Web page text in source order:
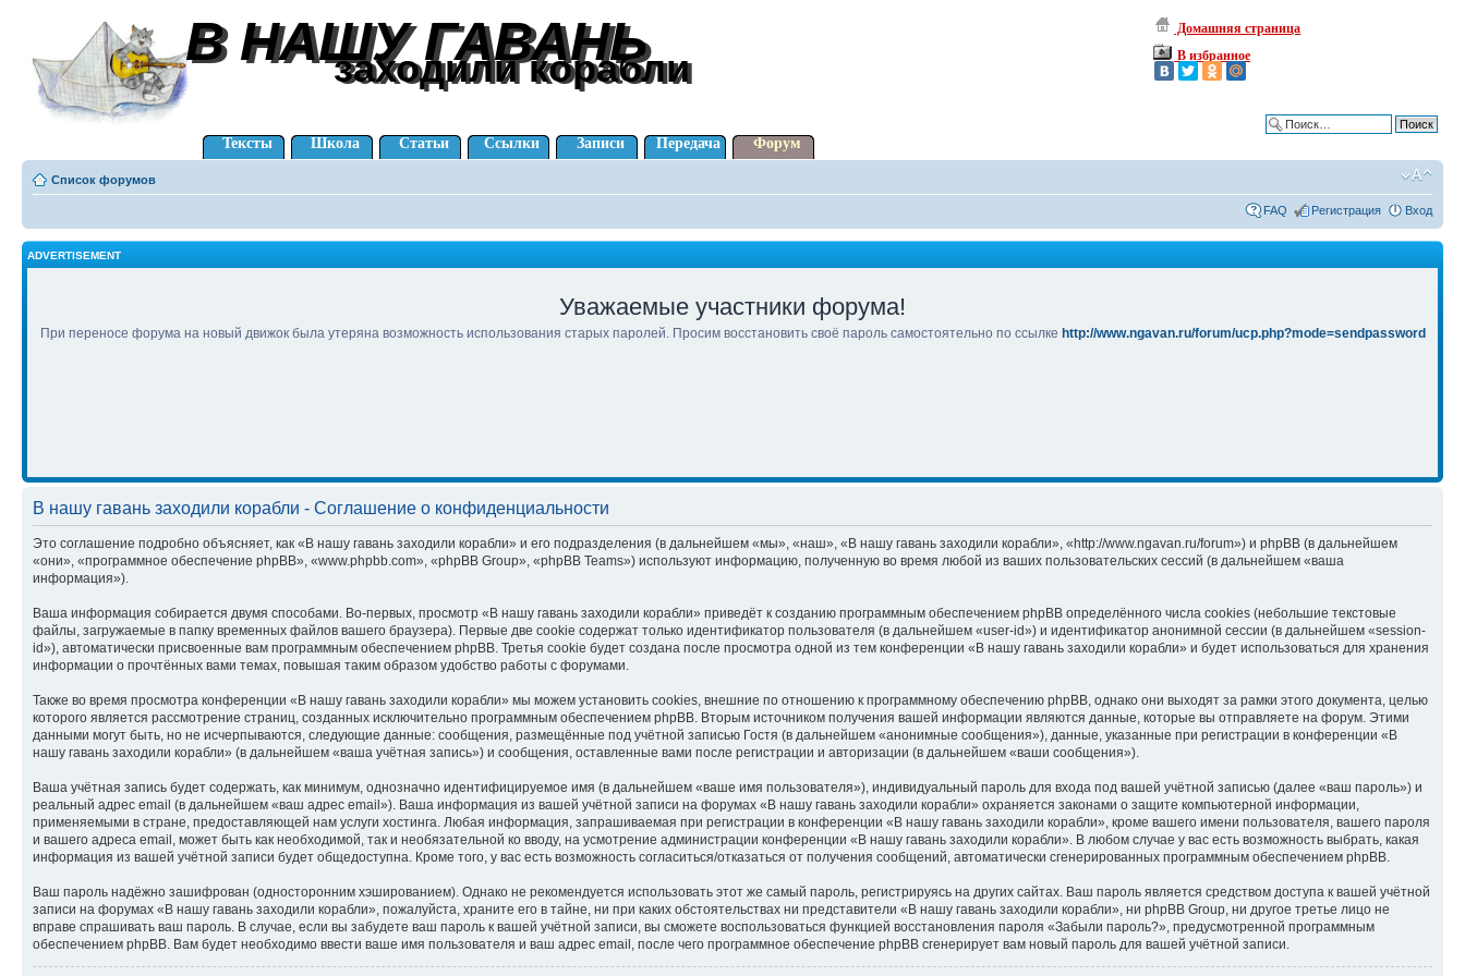
В НАШУ ГАВАНЬ
В НАШУ ГАВАНЬ
заходили корабли
заходили корабли
Домашняя страница
В избранное
Тексты Школа Статьи Ссылки Записи Передача Форум
Список форумов
FAQ Регистрация Вход
ADVERTISEMENT
Уважаемые участники форума!
При переносе форума на новый движок была утеряна возможность использования старых паролей. Просим восстановить своё пароль самостоятельно по ссылке http://www.ngavan.ru/forum/ucp.php?mode=sendpassword
В нашу гавань заходили корабли - Соглашение о конфиденциальности
Это соглашение подробно объясняет, как «В нашу гавань заходили корабли» и его подразделения (в дальнейшем «мы», «наш», «В нашу гавань заходили корабли», «http://www.ngavan.ru/forum») и phpBB (в дальнейшем
«они», «программное обеспечение phpBB», «www.phpbb.com», «phpBB Group», «phpBB Teams») используют информацию, полученную во время любой из ваших пользовательских сессий (в дальнейшем «ваша
информация»).
Ваша информация собирается двумя способами. Во-первых, просмотр «В нашу гавань заходили корабли» приведёт к созданию программным обеспечением phpBB определённого числа cookies (небольшие текстовые
файлы, загружаемые в папку временных файлов вашего браузера). Первые две cookie содержат только идентификатор пользователя (в дальнейшем «user-id») и идентификатор анонимной сессии (в дальнейшем «session-
id»), автоматически присвоенные вам программным обеспечением phpBB. Третья cookie будет создана после просмотра одной из тем конференции «В нашу гавань заходили корабли» и будет использоваться для хранения
информации о прочтённых вами темах, повышая таким образом удобство работы с форумами.
Также во время просмотра конференции «В нашу гавань заходили корабли» мы можем установить cookies, внешние по отношению к программному обеспечению phpBB, однако они выходят за рамки этого документа, целью
которого является рассмотрение страниц, созданных исключительно программным обеспечением phpBB. Вторым источником получения вашей информации являются данные, которые вы отправляете на форум. Этими
данными могут быть, но не исчерпываются, следующие данные: сообщения, размещённые под учётной записью Гостя (в дальнейшем «анонимные сообщения»), данные, указанные при регистрации в конференции «В
нашу гавань заходили корабли» (в дальнейшем «ваша учётная запись») и сообщения, оставленные вами после регистрации и авторизации (в дальнейшем «ваши сообщения»).
Ваша учётная запись будет содержать, как минимум, однозначно идентифицируемое имя (в дальнейшем «ваше имя пользователя»), индивидуальный пароль для входа под вашей учётной записью (далее «ваш пароль») и
реальный адрес email (в дальнейшем «ваш адрес email»). Ваша информация из вашей учётной записи на форумах «В нашу гавань заходили корабли» охраняется законами о защите компьютерной информации,
применяемыми в стране, предоставляющей нам услуги хостинга. Любая информация, запрашиваемая при регистрации в конференции «В нашу гавань заходили корабли», кроме вашего имени пользователя, вашего пароля
и вашего адреса email, может быть как необходимой, так и необязательной ко вводу, на усмотрение администрации конференции «В нашу гавань заходили корабли». В любом случае у вас есть возможность выбрать, какая
информация из вашей учётной записи будет общедоступна. Кроме того, у вас есть возможность согласиться/отказаться от получения сообщений, автоматически сгенерированных программным обеспечением phpBB.
Ваш пароль надёжно зашифрован (односторонним хэшированием). Однако не рекомендуется использовать этот же самый пароль, регистрируясь на других сайтах. Ваш пароль является средством доступа к вашей учётной
записи на форумах «В нашу гавань заходили корабли», пожалуйста, храните его в тайне, ни при каких обстоятельствах ни представители «В нашу гавань заходили корабли», ни phpBB Group, ни другое третье лицо не
вправе спрашивать ваш пароль. В случае, если вы забудете ваш пароль к вашей учётной записи, вы сможете воспользоваться функцией восстановления пароля «Забыли пароль?», предусмотренной программным
обеспечением phpBB. Вам будет необходимо ввести ваше имя пользователя и ваш адрес email, после чего программное обеспечение phpBB сгенерирует вам новый пароль для вашей учётной записи.